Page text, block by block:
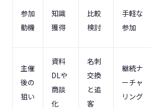
参加
動機
知識
獲得
比較
検討
手軽な
参加
主催
後の
狙い
資料
DLや
商談
化
名刺
交換
と追
客
継続ナ
ーチャ
リング